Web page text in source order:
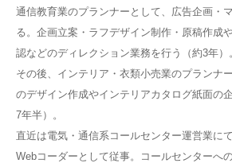
通信教育業のプランナーとして、広告企画・
る。企画立案・ラフデザイン制作・原稿作成
認などのディレクション業務を行う（約3年）
その後、インテリア・衣類小売業のプランナ
のデザイン作成やインテリアカタログ紙面の
7年半）。
直近は電気・通信系コールセンター運営業に
Webコーダーとして従事。コールセンターへ